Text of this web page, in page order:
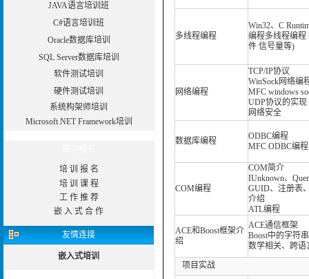
JAVA语言培训班
C#语言培训班
Oracle数据库培训
SQL Server数据库培训
软件测试培训
硬件测试培训
系统构架师培训
Microsoft.NET Framework培训
培 训 报 名
培 训 课 程
工 作 推 荐
嵌 入 式 合 作
友情连接
嵌入式培训
多线程编程
Win32、C
编程多线程编程
件 信号量等)
网络编程
TCP/IP协议
WinSock网络编
MFC windows
UDP协议的实现
网络安全
数据库编程
ODBC编程
MFC ODBC编程
COM编程
COM简介
IUnknown、
GUID、注册表
介绍
ATL编程
ACE和Boost框架介
绍
ACE通信框架
Boost中的字符
数学相关、跨语
项目实战